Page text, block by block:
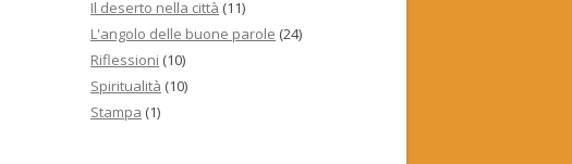
Il deserto nella città (11)
L'angolo delle buone parole (24)
Riflessioni (10)
Spiritualità (10)
Stampa (1)